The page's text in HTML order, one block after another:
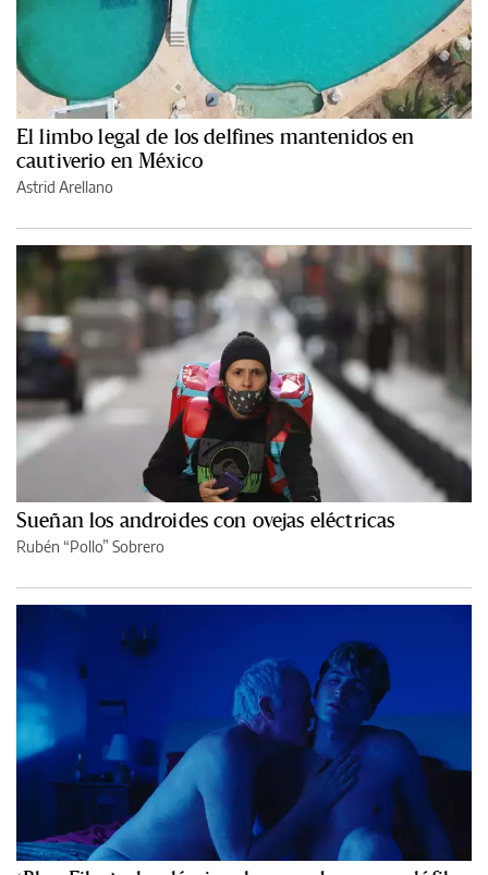
El limbo legal de los delfines mantenidos en
cautiverio en México
Astrid Arellano
Sueñan los androides con ovejas eléctricas
Rubén “Pollo” Sobrero